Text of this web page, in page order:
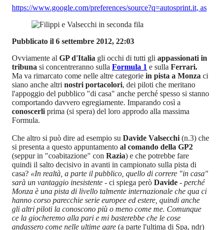
https://www.google.com/preferences/source?q=autosprint.it, as
Pubblicato il 6 settembre 2012, 22:03
Ovviamente al GP d'Italia gli occhi di tutti gli appassionati in
tribuna si concentreranno sulla Formula 1 e sulla Ferrari.
Ma va rimarcato come nelle altre categorie in pista a Monza ci
siano anche altri nostri portacolori, dei piloti che meritano
l'appoggio del pubblico "di casa" anche perché spesso si stanno
comportando davvero egregiamente. Imparando così a
conoscerli prima (si spera) del loro approdo alla massima
Formula.
Che altro si può dire ad esempio su Davide Valsecchi (n.3) che
si presenta a questo appuntamento al comando della GP2
(seppur in "coabitazione" con Razia) e che potrebbe fare
quindi il salto decisivo in avanti in campionato sulla pista di
casa? «In realtà, a parte il pubblico, quello di correre "in casa"
sarà un vantaggio inesistente - ci spiega però Davide - perché
Monza è una pista di livello talmente internazionale che qua ci
hanno corso parecchie serie europee ed estere, quindi anche
gli altri piloti la conoscono più o meno come me. Comunque
ce la giocheremo alla pari e mi basterebbe che le cose
andassero come nelle ultime gare (a parte l'ultima di Spa, ndr)